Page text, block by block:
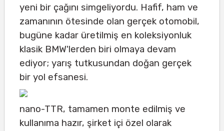
yeni bir çağını simgeliyordu. Hafif, ham ve
zamanının ötesinde olan gerçek otomobil,
bugüne kadar üretilmiş en koleksiyonluk
klasik BMW'lerden biri olmaya devam
ediyor; yarış tutkusundan doğan gerçek
bir yol efsanesi.
nano-TTR, tamamen monte edilmiş ve
kullanıma hazır, şirket içi özel olarak